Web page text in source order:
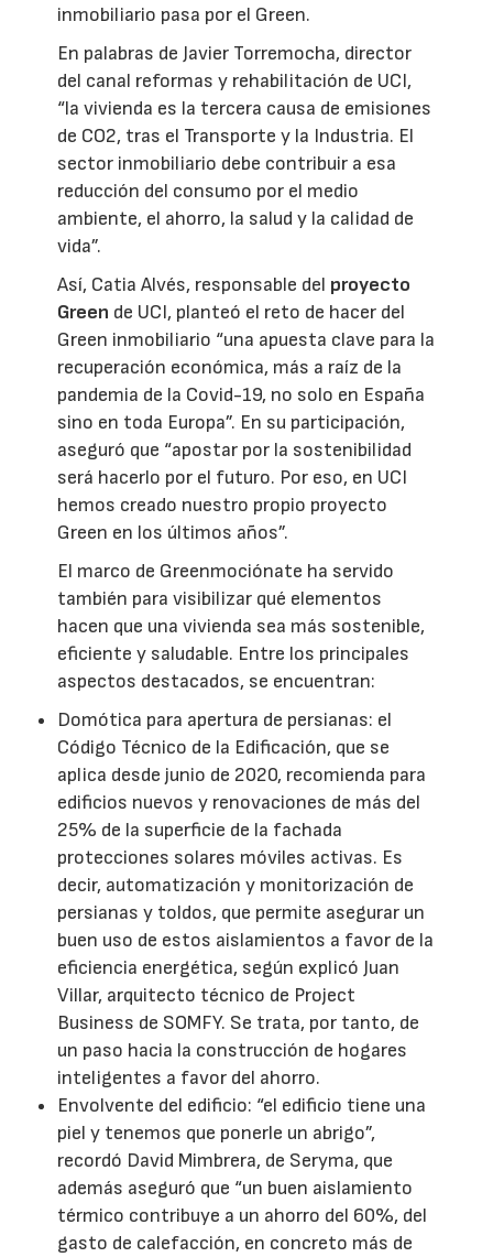
inmobiliario pasa por el Green.
En palabras de Javier Torremocha, director
del canal reformas y rehabilitación de UCI,
“la vivienda es la tercera causa de emisiones
de CO2, tras el Transporte y la Industria. El
sector inmobiliario debe contribuir a esa
reducción del consumo por el medio
ambiente, el ahorro, la salud y la calidad de
vida”.
Así, Catia Alvés, responsable del proyecto
Green de UCI, planteó el reto de hacer del
Green inmobiliario “una apuesta clave para la
recuperación económica, más a raíz de la
pandemia de la Covid-19, no solo en España
sino en toda Europa”. En su participación,
aseguró que “apostar por la sostenibilidad
será hacerlo por el futuro. Por eso, en UCI
hemos creado nuestro propio proyecto
Green en los últimos años”.
El marco de Greenmociónate ha servido
también para visibilizar qué elementos
hacen que una vivienda sea más sostenible,
eficiente y saludable. Entre los principales
aspectos destacados, se encuentran:
Domótica para apertura de persianas: el
Código Técnico de la Edificación, que se
aplica desde junio de 2020, recomienda para
edificios nuevos y renovaciones de más del
25% de la superficie de la fachada
protecciones solares móviles activas. Es
decir, automatización y monitorización de
persianas y toldos, que permite asegurar un
buen uso de estos aislamientos a favor de la
eficiencia energética, según explicó Juan
Villar, arquitecto técnico de Project
Business de SOMFY. Se trata, por tanto, de
un paso hacia la construcción de hogares
inteligentes a favor del ahorro.
Envolvente del edificio: “el edificio tiene una
piel y tenemos que ponerle un abrigo”,
recordó David Mimbrera, de Seryma, que
además aseguró que “un buen aislamiento
térmico contribuye a un ahorro del 60%, del
gasto de calefacción, en concreto más de